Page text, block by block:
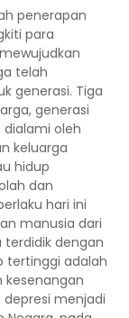
penerapan
para
telah
generasi. Tiga
generasi
oleh
keluarga
hidup
dan
hari ini
manusia dari
terdidik dengan
tertinggi adalah
menjadi